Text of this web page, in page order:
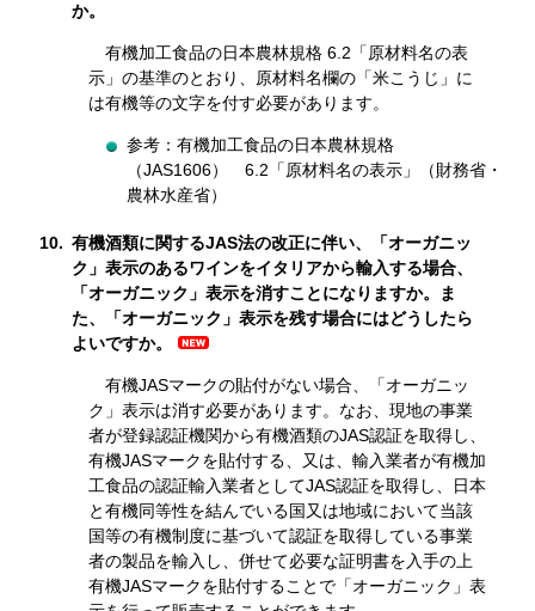
か。
有機加工食品の日本農林規格 6.2「原材料名の表
示」の基準のとおり、原材料名欄の「米こうじ」に
は有機等の文字を付す必要があります。
参考：有機加工食品の日本農林規格
（JAS1606） 6.2「原材料名の表示」（財務省・
農林水産省）
10. 有機酒類に関するJAS法の改正に伴い、「オーガニッ
ク」表示のあるワインをイタリアから輸入する場合、
「オーガニック」表示を消すことになりますか。ま
た、「オーガニック」表示を残す場合にはどうしたら
よいですか。
有機JASマークの貼付がない場合、「オーガニッ
ク」表示は消す必要があります。なお、現地の事業
者が登録認証機関から有機酒類のJAS認証を取得し、
有機JASマークを貼付する、又は、輸入業者が有機加
工食品の認証輸入業者としてJAS認証を取得し、日本
と有機同等性を結んでいる国又は地域において当該
国等の有機制度に基づいて認証を取得している事業
者の製品を輸入し、併せて必要な証明書を入手の上
有機JASマークを貼付することで「オーガニック」表